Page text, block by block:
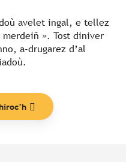
avelet ingal, e tellez
merdeiñ ». Tost diniver
a-drugarez d’al